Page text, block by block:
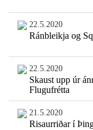
22.5.2020
Ránbleikja og
22.5.2020
Skaust upp úr
Flugufrétta
21.5.2020
Risaurriðar í